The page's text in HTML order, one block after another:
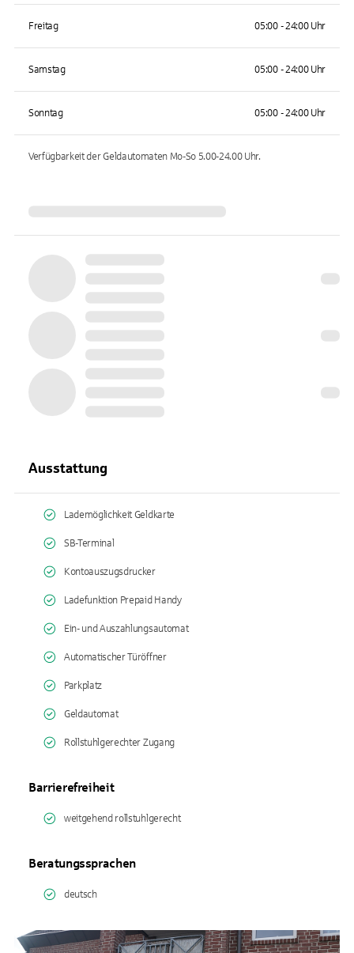
Freitag 05:00 - 24:00 Uhr
Samstag 05:00 - 24:00 Uhr
Sonntag 05:00 - 24:00 Uhr
Verfügbarkeit der Geldautomaten Mo-So 5.00-24.00Uhr.
Ausstattung
Lademöglichkeit Geldkarte
SB-Terminal
Kontoauszugsdrucker
Ladefunktion Prepaid Handy
Ein- und Auszahlungsautomat
Automatischer Türöffner
Parkplatz
Geldautomat
Rollstuhlgerechter Zugang
Barrierefreiheit
weitgehend rollstuhlgerecht
Beratungssprachen
deutsch